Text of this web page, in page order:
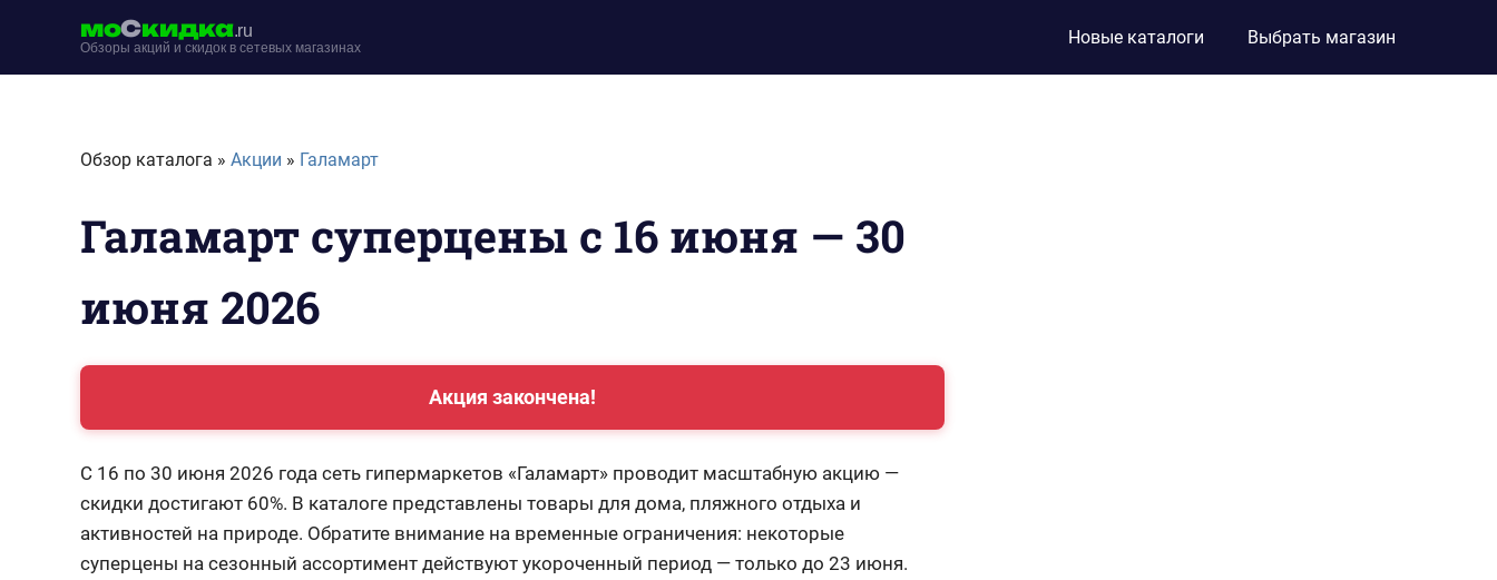
моСкидка.ru
Обзоры акций и скидок в сетевых магазинах
moskidka.ru
Новые каталоги Выбрать магазин
Обзор каталога » Акции » Галамарт
Галамарт суперцены с 16 июня — 30
июня 2026
Акция закончена!
С 16 по 30 июня 2026 года сеть гипермаркетов «Галамарт» проводит масштабную акцию —
скидки достигают 60%. В каталоге представлены товары для дома, пляжного отдыха и
активностей на природе. Обратите внимание на временные ограничения: некоторые
суперцены на сезонный ассортимент действуют укороченный период — только до 23 июня.